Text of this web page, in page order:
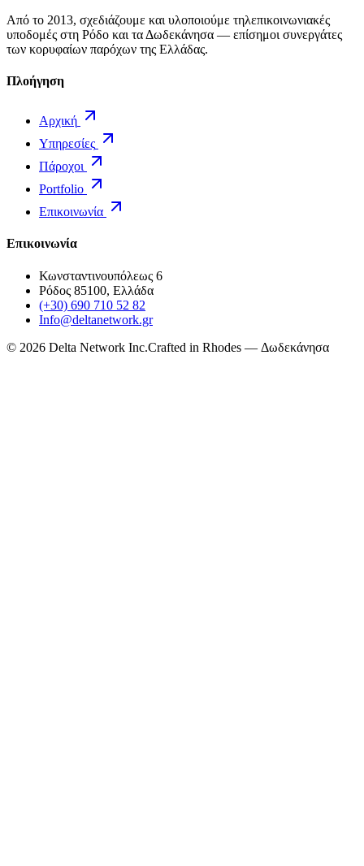
Από το 2013, σχεδιάζουμε και υλοποιούμε τηλεπικοινωνιακές
υποδομές στη Ρόδο και τα Δωδεκάνησα — επίσημοι συνεργάτες
των κορυφαίων παρόχων της Ελλάδας.
Πλοήγηση
Αρχική
Υπηρεσίες
Πάροχοι
Portfolio
Επικοινωνία
Επικοινωνία
Κωνσταντινουπόλεως 6
Ρόδος 85100, Ελλάδα
(+30) 690 710 52 82
Info@deltanetwork.gr
© 2026 Delta Network Inc.Crafted in Rhodes — Δωδεκάνησα